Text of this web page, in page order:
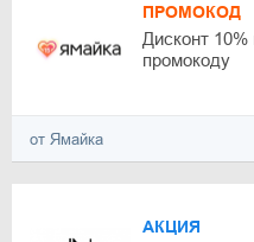
ПРОМОКОД
Дисконт 10%
промокоду
от Ямайка
АКЦИЯ